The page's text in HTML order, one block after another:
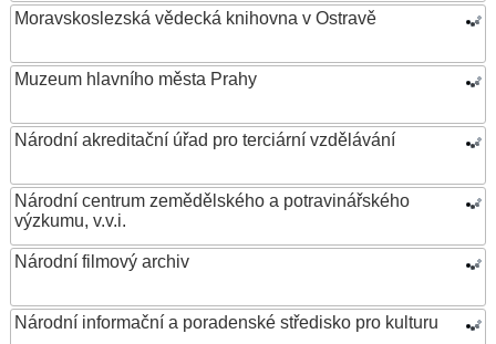
Moravskoslezská vědecká knihovna v Ostravě
Muzeum hlavního města Prahy
Národní akreditační úřad pro terciární vzdělávání
Národní centrum zemědělského a potravinářského
výzkumu, v.v.i.
Národní filmový archiv
Národní informační a poradenské středisko pro kulturu